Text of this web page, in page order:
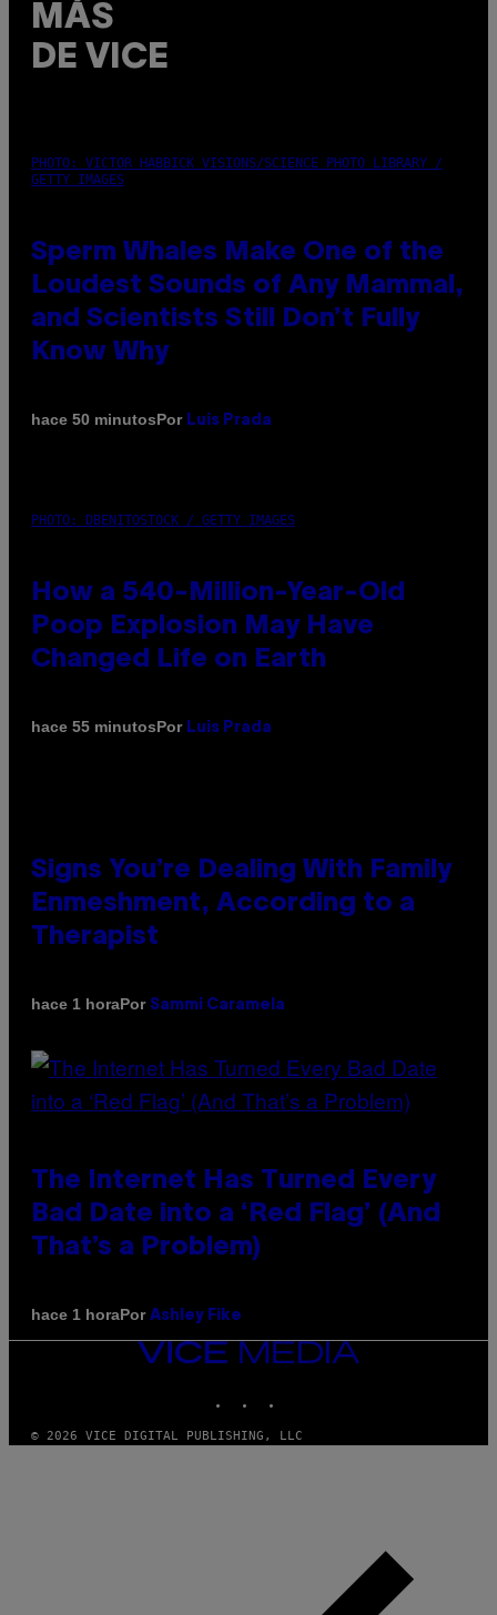
MÁS
DE VICE
PHOTO: VICTOR HABBICK VISIONS/SCIENCE PHOTO LIBRARY /
GETTY IMAGES
Sperm Whales Make One of the
Loudest Sounds of Any Mammal,
and Scientists Still Don’t Fully
Know Why
hace 50 minutosPor Luis Prada
PHOTO: DBENITOSTOCK / GETTY IMAGES
How a 540-Million-Year-Old
Poop Explosion May Have
Changed Life on Earth
hace 55 minutosPor Luis Prada
Signs You’re Dealing With Family
Enmeshment, According to a
Therapist
hace 1 horaPor Sammi Caramela
The Internet Has Turned Every
Bad Date into a ‘Red Flag’ (And
That’s a Problem)
hace 1 horaPor Ashley Fike
VICE
MEDIA
© 2026 VICE DIGITAL PUBLISHING, LLC